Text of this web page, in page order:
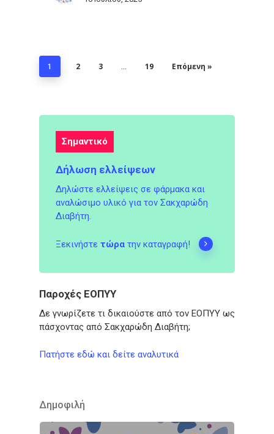
1 2 3 … 19 Επόμενη »
Σημαντικό
Δήλωση ελλείψεων
Δηλώστε ελλείψεις σε φάρμακα και
αναλώσιμο υλικό για τον Σακχαρώδη
Διαβήτη.
Ξεκινήστε τώρατην καταγραφή!
Παροχές ΕΟΠΥΥ
Δε γνωρίζετε τι δικαιούστε από τον ΕΟΠΥΥ ως
πάσχοντας από Σακχαρώδη Διαβήτη;
Πατήστε εδώ και δείτε αναλυτικά
Δημοφιλή